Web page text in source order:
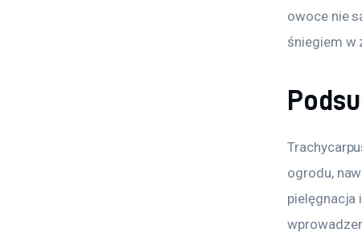
owoce nie
śniegiem w
ogrodu,
pielęgnacja